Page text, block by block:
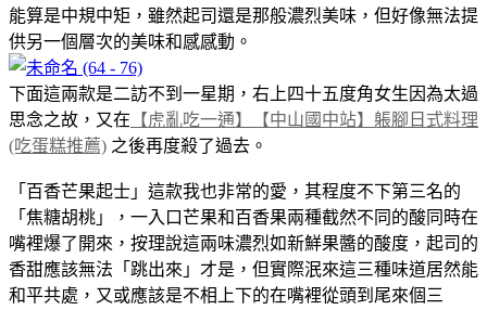
能算是中規中矩，雖然起司還是那般濃烈美味，但好像無法提
供另一個層次的美味和感感動。
下面這兩款是二訪不到一星期，右上四十五度角女生因為太過
思念之故，又在 【虎亂吃一通】【中山國中站】躼腳日式料理
(吃蛋糕推薦) 之後再度殺了過去。
「百香芒果起士」這款我也非常的愛，其程度不下第三名的
「焦糖胡桃」，一入口芒果和百香果兩種截然不同的酸同時在
嘴裡爆了開來，按理說這兩味濃烈如新鮮果醬的酸度，起司的
香甜應該無法「跳出來」才是，但實際泯來這三種味道居然能
和平共處，又或應該是不相上下的在嘴裡從頭到尾來個三